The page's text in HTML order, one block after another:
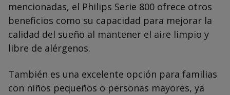
mencionadas, el Philips Serie 800 ofrece otros
beneficios como su capacidad para mejorar la
calidad del sueño al mantener el aire limpio y
libre de alérgenos.
También es una excelente opción para familias
con niños pequeños o personas mayores, ya